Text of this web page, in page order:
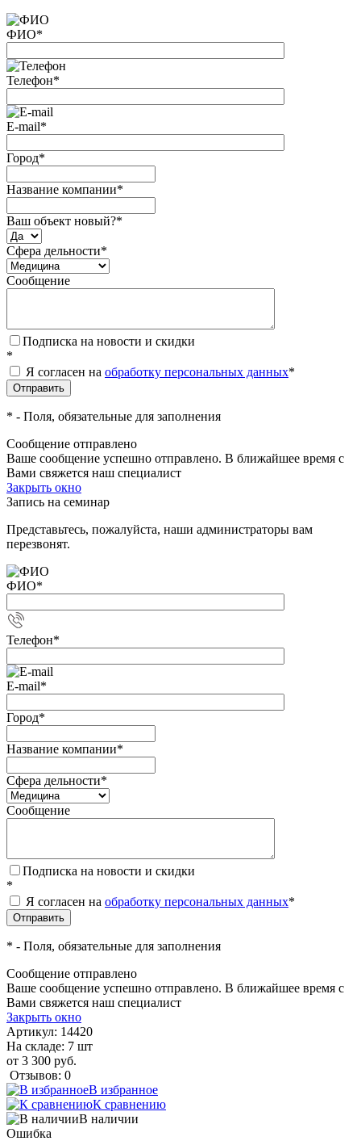
ФИО*
Телефон*
E-mail*
Город*
Название компании*
Ваш объект новый?*
Сфера дельности*
Сообщение
Подписка на новости и скидки
*
Я согласен на обработку персональных данных*
* - Поля, обязательные для заполнения
Сообщение отправлено
Ваше сообщение успешно отправлено. В ближайшее время с
Вами свяжется наш специалист
Закрыть окно
Запись на семинар
Представьтесь, пожалуйста, наши администраторы вам
перезвонят.
ФИО*
Телефон*
E-mail*
Город*
Название компании*
Сфера дельности*
Сообщение
Подписка на новости и скидки
*
Я согласен на обработку персональных данных*
* - Поля, обязательные для заполнения
Сообщение отправлено
Ваше сообщение успешно отправлено. В ближайшее время с
Вами свяжется наш специалист
Закрыть окно
Артикул: 14420
На складе: 7 шт
от 3 300 руб.
Отзывов: 0
В избранное
К сравнению
В наличии
Ошибка